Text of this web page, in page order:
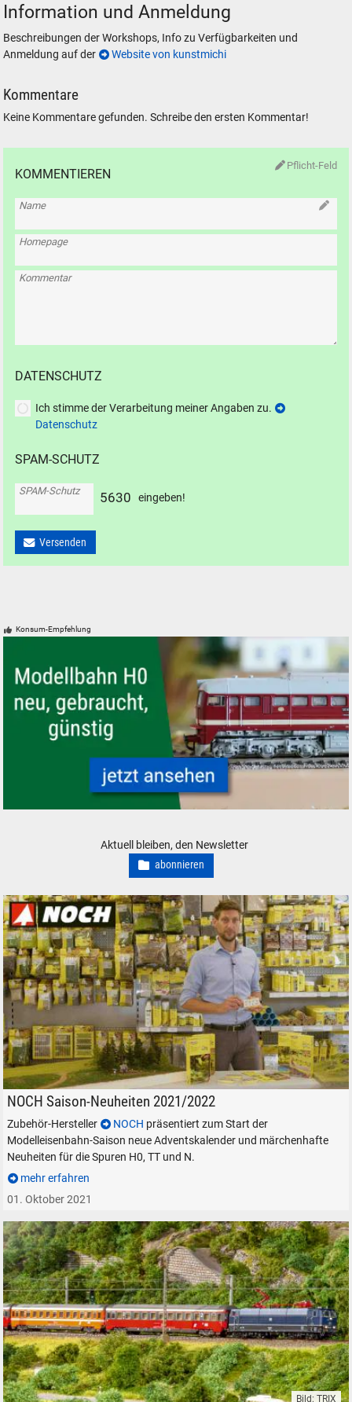
Information und Anmeldung
Beschreibungen der Workshops, Info zu Verfügbarkeiten und
Anmeldung auf der
Website von kunstmichi
Kommentare
Keine Kommentare gefunden. Schreibe den ersten Kommentar!
Pflicht-Feld
KOMMENTIEREN
Name
Homepage
Kommentar
DATENSCHUTZ
Ich stimme der Verarbeitung meiner Angaben zu.
Datenschutz
SPAM-SCHUTZ
SPAM-Schutz 5630 eingeben!
Versenden
Konsum-Empfehlung
Aktuell bleiben, den Newsletter
abonnieren
Präsentation der NOCH-Neuheiten im Video
NOCH Saison-Neuheiten 2021/2022
Zubehör-Hersteller NOCH präsentiert zum Start der
Modelleisenbahn-Saison neue Adventskalender und märchenhafte
Neuheiten für die Spuren H0, TT und N.
mehr erfahren
01. Oktober 2021
Bild: TRIX